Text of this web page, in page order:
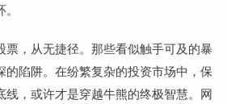
票，从无捷径。那些看似触手可及的暴
的陷阱。在纷繁复杂的投资市场中，保
线，或许才是穿越牛熊的终极智慧。网